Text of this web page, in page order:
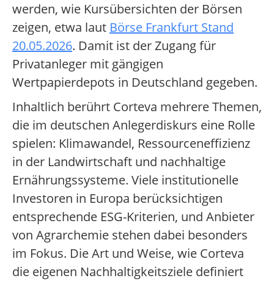
werden, wie Kursübersichten der Börsen
zeigen, etwa laut Börse Frankfurt Stand
20.05.2026. Damit ist der Zugang für
Privatanleger mit gängigen
Wertpapierdepots in Deutschland gegeben.
Inhaltlich berührt Corteva mehrere Themen,
die im deutschen Anlegerdiskurs eine Rolle
spielen: Klimawandel, Ressourceneffizienz
in der Landwirtschaft und nachhaltige
Ernährungssysteme. Viele institutionelle
Investoren in Europa berücksichtigen
entsprechende ESG-Kriterien, und Anbieter
von Agrarchemie stehen dabei besonders
im Fokus. Die Art und Weise, wie Corteva
die eigenen Nachhaltigkeitsziele definiert